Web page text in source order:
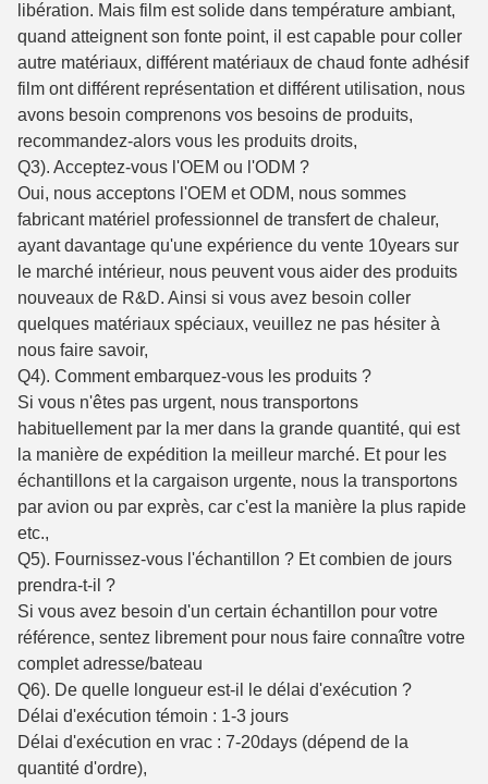
libération. Mais film est solide dans température ambiant,
quand atteignent son fonte point, il est capable pour coller
autre matériaux, différent matériaux de chaud fonte adhésif
film ont différent représentation et différent utilisation, nous
avons besoin comprenons vos besoins de produits,
recommandez-alors vous les produits droits,
Q3). Acceptez-vous l'OEM ou l'ODM ?
Oui, nous acceptons l'OEM et ODM, nous sommes
fabricant matériel professionnel de transfert de chaleur,
ayant davantage qu'une expérience du vente 10years sur
le marché intérieur, nous peuvent vous aider des produits
nouveaux de R&D. Ainsi si vous avez besoin coller
quelques matériaux spéciaux, veuillez ne pas hésiter à
nous faire savoir,
Q4). Comment embarquez-vous les produits ?
Si vous n'êtes pas urgent, nous transportons
habituellement par la mer dans la grande quantité, qui est
la manière de expédition la meilleur marché. Et pour les
échantillons et la cargaison urgente, nous la transportons
par avion ou par exprès, car c'est la manière la plus rapide
etc.,
Q5). Fournissez-vous l'échantillon ? Et combien de jours
prendra-t-il ?
Si vous avez besoin d'un certain échantillon pour votre
référence, sentez librement pour nous faire connaître votre
complet adresse/bateau
Q6). De quelle longueur est-il le délai d'exécution ?
Délai d'exécution témoin : 1-3 jours
Délai d'exécution en vrac : 7-20days (dépend de la
quantité d'ordre),